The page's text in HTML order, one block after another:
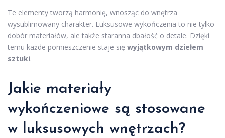
Te elementy tworzą harmonię, wnosząc do wnętrza
wysublimowany charakter. Luksusowe wykończenia to nie tylko
dobór materiałów, ale także staranna dbałość o detale. Dzięki
temu każde pomieszczenie staje się wyjątkowym dziełem
sztuki.
Jakie materiały
wykończeniowe są stosowane
w luksusowych wnętrzach?